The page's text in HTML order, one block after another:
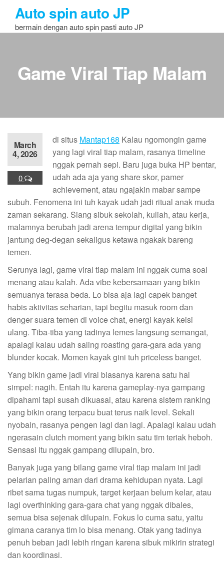
the
Auto spin auto JP
bermain dengan auto spin pasti auto JP
Game Viral Tiap Malam
March
4, 2026
0
di situs Mantap168 Kalau ngomongin game
yang lagi viral tiap malam, rasanya timeline
nggak pernah sepi. Baru juga buka HP bentar,
udah ada aja yang share skor, pamer
achievement, atau ngajakin mabar sampe
subuh. Fenomena ini tuh kayak udah jadi ritual anak muda
zaman sekarang. Siang sibuk sekolah, kuliah, atau kerja,
malamnya berubah jadi arena tempur digital yang bikin
jantung deg-degan sekaligus ketawa ngakak bareng
temen.
Serunya lagi, game viral tiap malam ini nggak cuma soal
menang atau kalah. Ada vibe kebersamaan yang bikin
semuanya terasa beda. Lo bisa aja lagi capek banget
habis aktivitas seharian, tapi begitu masuk room dan
denger suara temen di voice chat, energi kayak keisi
ulang. Tiba-tiba yang tadinya lemes langsung semangat,
apalagi kalau udah saling roasting gara-gara ada yang
blunder kocak. Momen kayak gini tuh priceless banget.
Yang bikin game jadi viral biasanya karena satu hal
simpel: nagih. Entah itu karena gameplay-nya gampang
dipahami tapi susah dikuasai, atau karena sistem ranking
yang bikin orang terpacu buat terus naik level. Sekali
nyobain, rasanya pengen lagi dan lagi. Apalagi kalau udah
ngerasain clutch moment yang bikin satu tim teriak heboh.
Sensasi itu nggak gampang dilupain, bro.
Banyak juga yang bilang game viral tiap malam ini jadi
pelarian paling aman dari drama kehidupan nyata. Lagi
ribet sama tugas numpuk, target kerjaan belum kelar, atau
lagi overthinking gara-gara chat yang nggak dibales,
semua bisa sejenak dilupain. Fokus lo cuma satu, yaitu
gimana caranya tim lo bisa menang. Otak yang tadinya
penuh beban jadi lebih ringan karena sibuk mikirin strategi
dan koordinasi.